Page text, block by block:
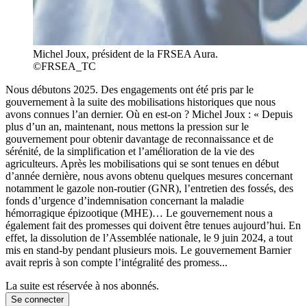
Michel Joux, président de la FRSEA Aura.
©FRSEA_TC
Nous débutons 2025. Des engagements ont été pris par le
gouvernement à la suite des mobilisations historiques que nous
avons connues l’an dernier. Où en est-on ? Michel Joux : « Depuis
plus d’un an, maintenant, nous mettons la pression sur le
gouvernement pour obtenir davantage de reconnaissance et de
sérénité, de la simplification et l’amélioration de la vie des
agriculteurs. Après les mobilisations qui se sont tenues en début
d’année dernière, nous avons obtenu quelques mesures concernant
notamment le gazole non-routier (GNR), l’entretien des fossés, des
fonds d’urgence d’indemnisation concernant la maladie
hémorragique épizootique (MHE)… Le gouvernement nous a
également fait des promesses qui doivent être tenues aujourd’hui. En
effet, la dissolution de l’Assemblée nationale, le 9 juin 2024, a tout
mis en stand-by pendant plusieurs mois. Le gouvernement Barnier
avait repris à son compte l’intégralité des promess...
La suite est réservée à nos abonnés.
Se connecter